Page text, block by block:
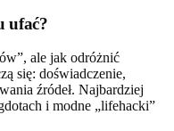
ufać?
ale jak odróżnić
się: doświadczenie,
źródeł. Najbardziej
i modne „lifehacki”